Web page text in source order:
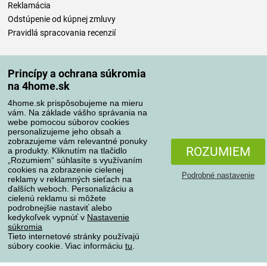
Princípy a ochrana súkromia
na 4home.sk
4home.sk prispôsobujeme na mieru
vám. Na základe vášho správania na
webe pomocou súborov cookies
personalizujeme jeho obsah a
zobrazujeme vám relevantné ponuky
a produkty. Kliknutím na tlačidlo
„Rozumiem“ súhlasíte s využívaním
cookies na zobrazenie cielenej
reklamy v reklamných sieťach na
ďalších weboch. Personalizáciu a
cielenú reklamu si môžete
podrobnejšie nastaviť alebo
kedykoľvek vypnúť v Nastavenie
súkromia
Tieto internetové stránky používajú
súbory cookie. Viac informáciu tu
ROZUMIEM
Podrobné nastavenie
Reklamácia
Odstúpenie od kúpnej zmluvy
Pravidlá spracovania recenzií
Spôsoby platby
Spoľahlivý obchod